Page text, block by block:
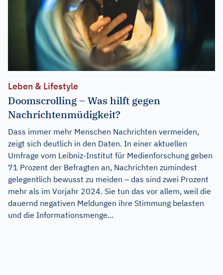
Leben & Lifestyle
Doomscrolling – Was hilft gegen
Nachrichtenmüdigkeit?
Dass immer mehr Menschen Nachrichten vermeiden,
zeigt sich deutlich in den Daten. In einer aktuellen
Umfrage vom Leibniz-Institut für Medienforschung geben
71 Prozent der Befragten an, Nachrichten zumindest
gelegentlich bewusst zu meiden – das sind zwei Prozent
mehr als im Vorjahr 2024. Sie tun das vor allem, weil die
dauernd negativen Meldungen ihre Stimmung belasten
und die Informationsmenge...